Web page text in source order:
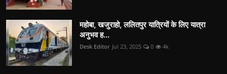
महोबा, खजुराहो, ललितपुर यात्रियों के लिए यात्रा
अनुभव ह...
Desk Editor Jul 23, 2025 0 4k